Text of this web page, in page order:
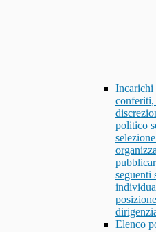
Incarichi
politico
seguenti
Elenco